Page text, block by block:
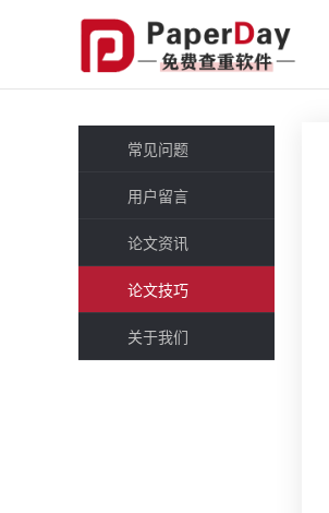
常见问题
用户留言
论文资讯
论文技巧
关于我们